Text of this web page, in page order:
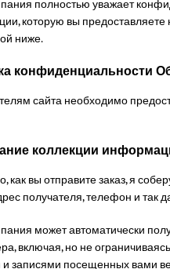
полностью уважает
которую вы
ниже.
конфиденциальности
сайта необходимо
коллекции
как вы отправите заказ, я
получателя, телефон и так
может автоматически
включая, но не
записями посещенных вами